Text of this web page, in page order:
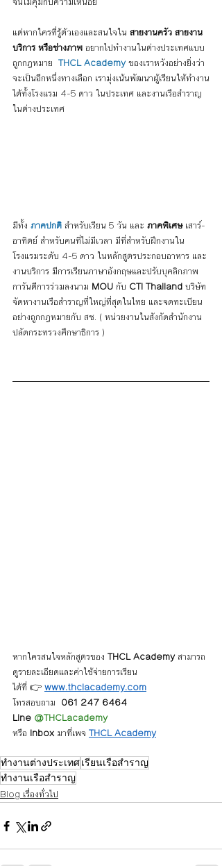
แต่หากใครที่รู้ตัวเองและสนใจใน สายงานครัว สายงาน
บริการ หรือช่างภาพ อยากไปทำงานในต่างประเทศแบบ
ถูกกฎหมาย THCL Academy ของเราหวังอย่างยิ่งว่า
จะเป็นอีกหนึ่งทางเลือก เรามุ่งเน้นพัฒนาผู้เรียนให้ทำงาน
ได้ทั้งโรงแรม 4-5 ดาว ในประเทศ และงานเรือสำราญ
ในต่างประเทศ
มีทั้ง ภาคปกติ สำหรับเรียน 5 วัน และ ภาคพิเศษ เสาร์-
อาทิตย์ สำหรับคนที่ไม่มีเวลา มีที่สำหรับฝึกงานใน
โรงแรมระดับ 4-5 ดาว ในหลักสูตรประกอบอาหาร และ
งานบริการ มีการเรียนภาษาอังกฤษและปรับบุคลิกภาพ
การันตีการร่วมลงนาม MOU กับ CTI Thailand บริษัท
จัดหางานเรือสำราญที่ใหญ่ที่สุดในไทย และจดทะเบียน
อย่างถูกกฎหมายกับ สช. ( หน่วยงานในสังกัดสำนักงาน
ปลัดกระทรวงศึกษาธิการ )
หากใครสนใจหลักสูตรของ THCL Academy สามารถ
ดูรายละเอียดและค่าใช้จ่ายการเรียน
ได้ที่ 👉 www.thclacademy.com
โทรสอบถาม 061 247 6464
Line @THCLacademy
หรือ Inbox มาที่เพจ THCL Academy
ทำงานต่างประเทศเรียนเรือสำราญ
ทำงานเรือสำราญ
Blog เรื่องทั่วไป